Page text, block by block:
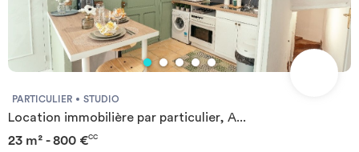
PARTICULIER STUDIO
Location immobilière par particulier, A...
23 m² - 800 €CC